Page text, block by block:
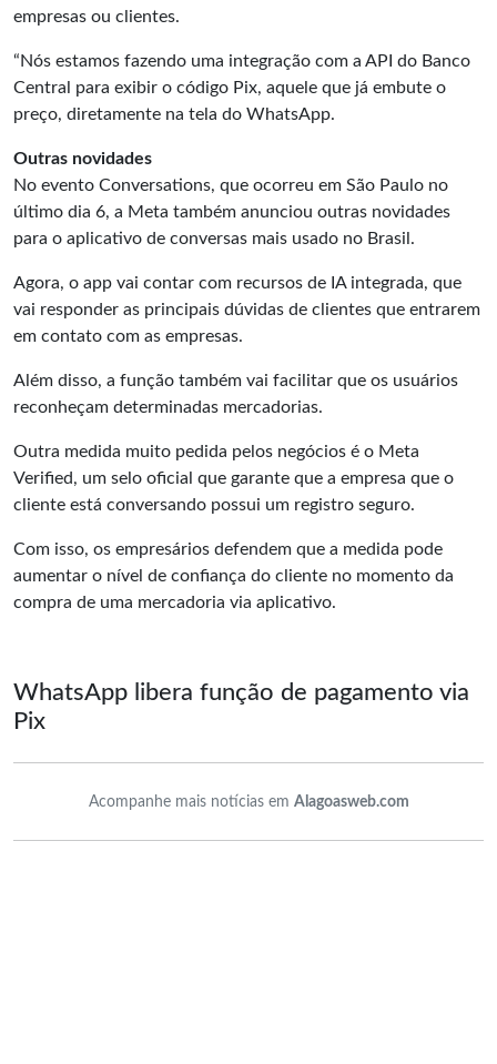
empresas ou clientes.
“Nós estamos fazendo uma integração com a API do Banco
Central para exibir o código Pix, aquele que já embute o
preço, diretamente na tela do WhatsApp.
Outras novidades
No evento Conversations, que ocorreu em São Paulo no
último dia 6, a Meta também anunciou outras novidades
para o aplicativo de conversas mais usado no Brasil.
Agora, o app vai contar com recursos de IA integrada, que
vai responder as principais dúvidas de clientes que entrarem
em contato com as empresas.
Além disso, a função também vai facilitar que os usuários
reconheçam determinadas mercadorias.
Outra medida muito pedida pelos negócios é o Meta
Verified, um selo oficial que garante que a empresa que o
cliente está conversando possui um registro seguro.
Com isso, os empresários defendem que a medida pode
aumentar o nível de confiança do cliente no momento da
compra de uma mercadoria via aplicativo.
WhatsApp libera função de pagamento via
Pix
Acompanhe mais notícias em Alagoasweb.com